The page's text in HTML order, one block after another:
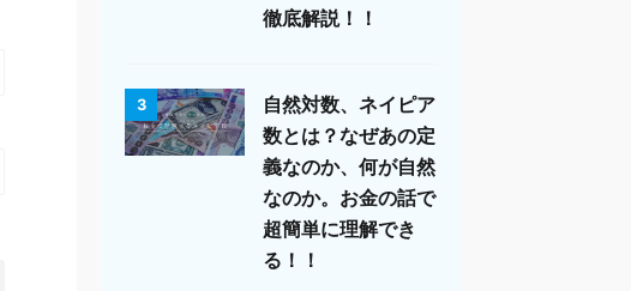
徹底解説！！
3
自然対数、ネイピア
数とは？なぜあの定
義なのか、何が自然
なのか。お金の話で
超簡単に理解でき
る！！